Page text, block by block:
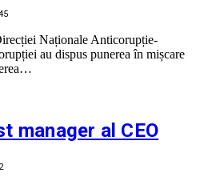
Naționale Anticorupție-
au dispus punerea în mișcare
manager al CEO